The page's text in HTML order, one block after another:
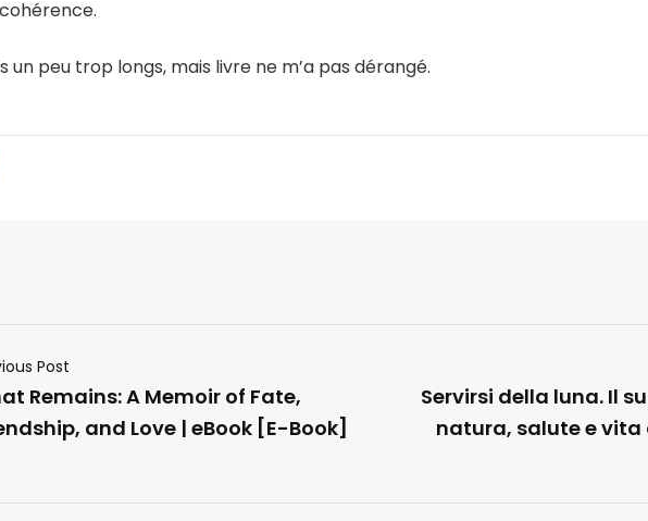
un peu trop longs, mais livre ne m’a pas dérangé.
Post
Remains: A Memoir of Fate,
and Love | eBook [E-Book]
Servirsi della luna. Il
natura, salute e